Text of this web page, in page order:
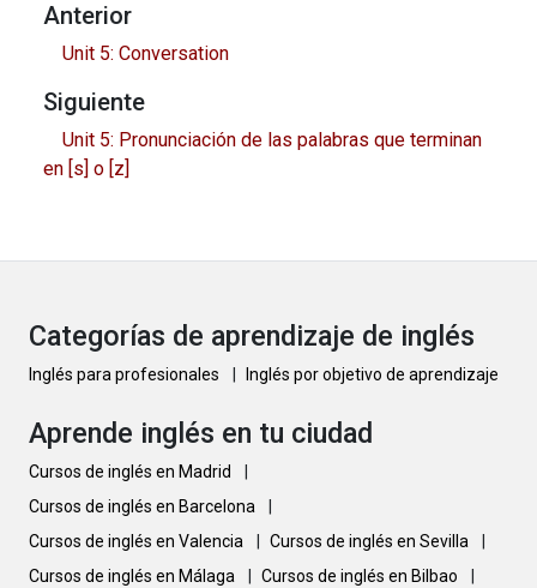
Anterior
Unit 5: Conversation
Siguiente
Unit 5: Pronunciación de las palabras que terminan
en [s] o [z]
Categorías de aprendizaje de inglés
Inglés para profesionales Inglés por objetivo de aprendizaje
Aprende inglés en tu ciudad
Cursos de inglés en Madrid
Cursos de inglés en Barcelona
Cursos de inglés en Valencia
Cursos de inglés en Sevilla
Cursos de inglés en Málaga
Cursos de inglés en Bilbao